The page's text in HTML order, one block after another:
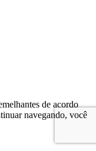
de acordo
navegando, você